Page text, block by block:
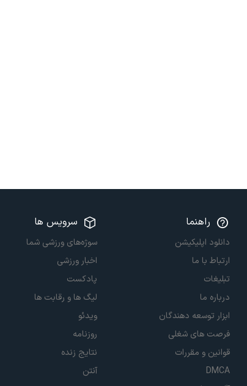
راهنما
دانلود اپلیکیشن
ارتباط با ما
تبلیغات
درباره ما
ابزار توسعه دهندگان
فرصت های شغلی
قوانین و مقررات
DMCA
سرویس ها
سوژه‌های ورزشی شما
اخبار ورزشی
پادکست
لیگ ها و رقابت ها
ویدئو
روزنامه
نتایج زنده
آنتن